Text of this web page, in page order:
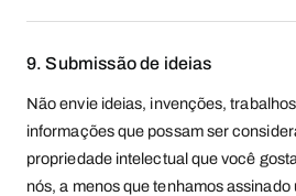
9. Submissão de ideias
Não envie ideias, invenções,
informações que possam ser
propriedade intelectual que você
nós, a menos que tenhamos assinado